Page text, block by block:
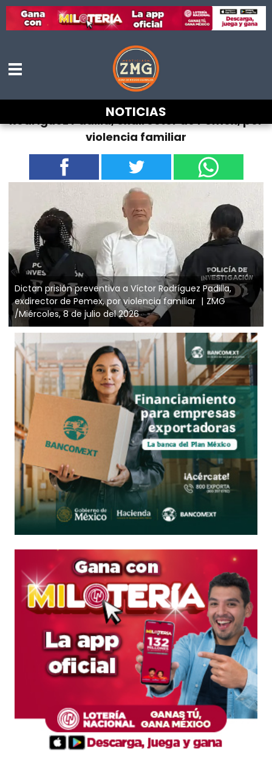
NOTICIAS
Dictan prisión preventiva a Víctor
Rodríguez Padilla, exdirector de Pemex, por
violencia familiar
Dictan prisión preventiva a Víctor Rodríguez Padilla,
exdirector de Pemex, por violencia familiar
ZMG
/Miércoles, 8 de julio del 2026